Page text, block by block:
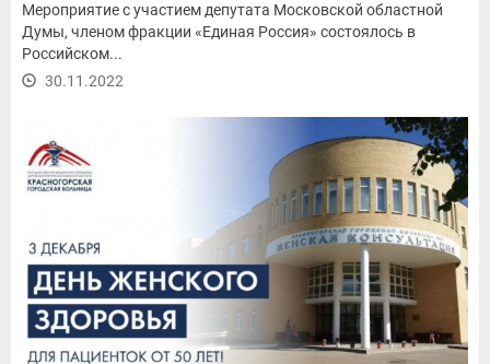
Мероприятие с участием депутата Московской областной
Думы, членом фракции «Единая Россия» состоялось в
Российском...
30.11.2022